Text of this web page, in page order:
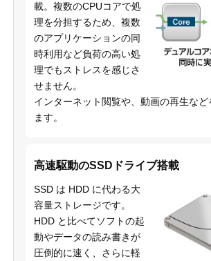
載。複数のCPUコアで処
理を分担するため、複数
のアプリケーションの同
時利用など負荷の高い処
理でもストレスを感じさ
せません。
インターネット閲覧や、動画の再生な
ます。
高速駆動のSSDドライブ搭載
SSD は HDD に代わる大
容量ストレージです。
HDD と比べてソフトの起
動やデータの読み書きが
圧倒的に速く、さらに軽